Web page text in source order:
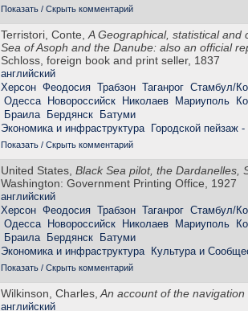
Показать / Скрыть комментарий
Terristori, Conte,A Geographical, statistical
Sea of Asoph and the Danube: also an official
Schloss, foreign book and print seller, 1837
английский
Херсон Феодосия Трабзон Таганрог Стамбул/
Одесса
Новороссийск Николаев Мариуполь
Браила
Бердянск
Батуми
Экономика и инфраструктура
Городской пейзаж
Показать / Скрыть комментарий
United States, Black Sea pilot, the Dardanelles,
Washington: Government Printing Office, 1927
английский
Херсон Феодосия Трабзон Таганрог Стамбул/
Одесса
Новороссийск Николаев Мариуполь
Браила
Бердянск
Батуми
Экономика и инфраструктура
Культура и
Показать / Скрыть комментарий
Wilkinson, Charles,An account of the navigation
английский